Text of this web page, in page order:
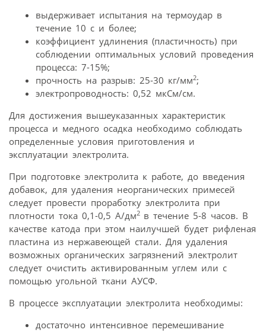
выдерживает испытания на термоудар в
течение 10 с и более;
коэффициент удлинения (пластичность) при
соблюдении оптимальных условий проведения
процесса: 7-15%;
прочность на разрыв: 25-30 кг/мм2;
электропроводность: 0,52 мкСм/см.
Для достижения вышеуказанных характеристик
процесса и медного осадка необходимо соблюдать
определенные условия приготовления и
эксплуатации электролита.
При подготовке электролита к работе, до введения
добавок, для удаления неорганических примесей
следует провести проработку электролита при
плотности тока 0,1-0,5 А/дм2 в течение 5-8 часов. В
качестве катода при этом наилучшей будет рифленая
пластина из нержавеющей стали. Для удаления
возможных органических загрязнений электролит
следует очистить активированным углем или с
помощью угольной ткани АУСФ.
В процессе эксплуатации электролита необходимы:
достаточно интенсивное перемешивание